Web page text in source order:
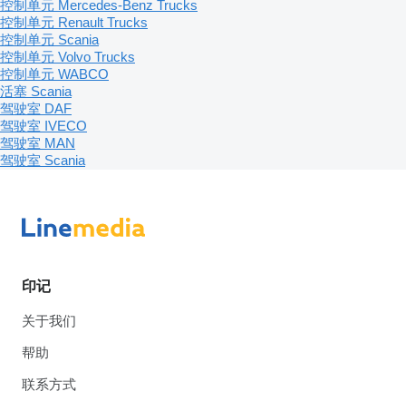
控制单元 Mercedes-Benz Trucks
控制单元 Renault Trucks
控制单元 Scania
控制单元 Volvo Trucks
控制单元 WABCO
活塞 Scania
驾驶室 DAF
驾驶室 IVECO
驾驶室 MAN
驾驶室 Scania
印记
关于我们
帮助
联系方式